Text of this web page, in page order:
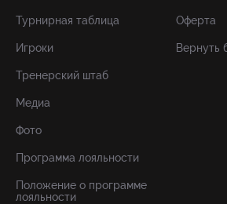
Турнирная таблица
Игроки
Тренерский штаб
Медиа
Фото
Программа лояльности
Положение о программе
лояльности
Оферта
Вернуть